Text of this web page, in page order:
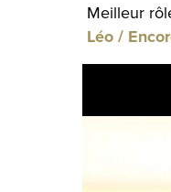
Meilleur
Léo /